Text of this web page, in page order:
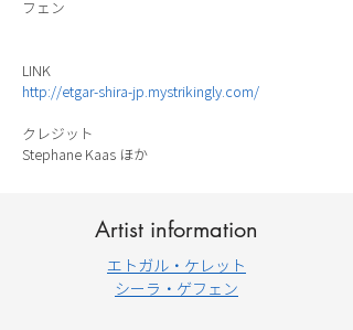
フェン
LINK
http://etgar-shira-jp.mystrikingly.com/
クレジット
Stephane Kaas ほか
Artist information
エトガル・ケレット
シーラ・ゲフェン